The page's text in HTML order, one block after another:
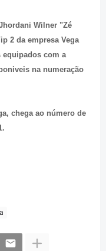
Wilner "Zé
2 da empresa Vega
equipados com a
na numeração
chega ao número de